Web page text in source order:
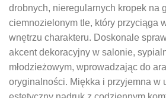
drobnych, nieregularnych kropek na
ciemnozielonym tle, który przyciąga
wnętrzu charakteru. Doskonale
akcent dekoracyjny w salonie,
młodzieżowym, wprowadzając do
oryginalności. Miękka i przyjemna w